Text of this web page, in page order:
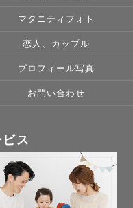
photography
있는
다✨
マタニティフォト
恋人、カップル
プロフィール写真
お問い合わせ
ス